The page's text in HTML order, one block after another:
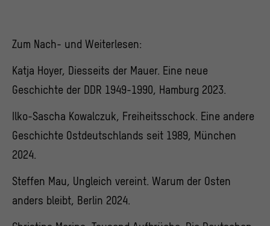
Zum Nach- und Weiterlesen:
Katja Hoyer, Diesseits der Mauer. Eine neue
Geschichte der DDR 1949-1990, Hamburg 2023.
Ilko-Sascha Kowalczuk, Freiheitsschock. Eine andere
Geschichte Ostdeutschlands seit 1989, München
2024.
Steffen Mau, Ungleich vereint. Warum der Osten
anders bleibt, Berlin 2024.